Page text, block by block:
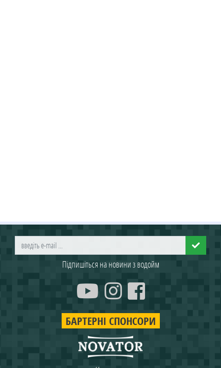
Підпишіться на новини з водойм
БАРТЕРНІ СПОНСОРИ